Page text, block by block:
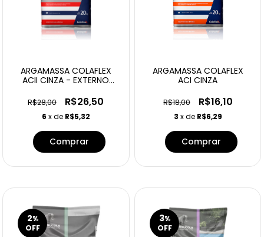
ARGAMASSA COLAFLEX
ACII CINZA - EXTERNO
R$28,00 R$26,50
6 x de R$5,32
ARGAMASSA COLAFLEX
ACI CINZA
R$18,00 R$16,10
3 x de R$6,29
2%
OFF
3%
OFF